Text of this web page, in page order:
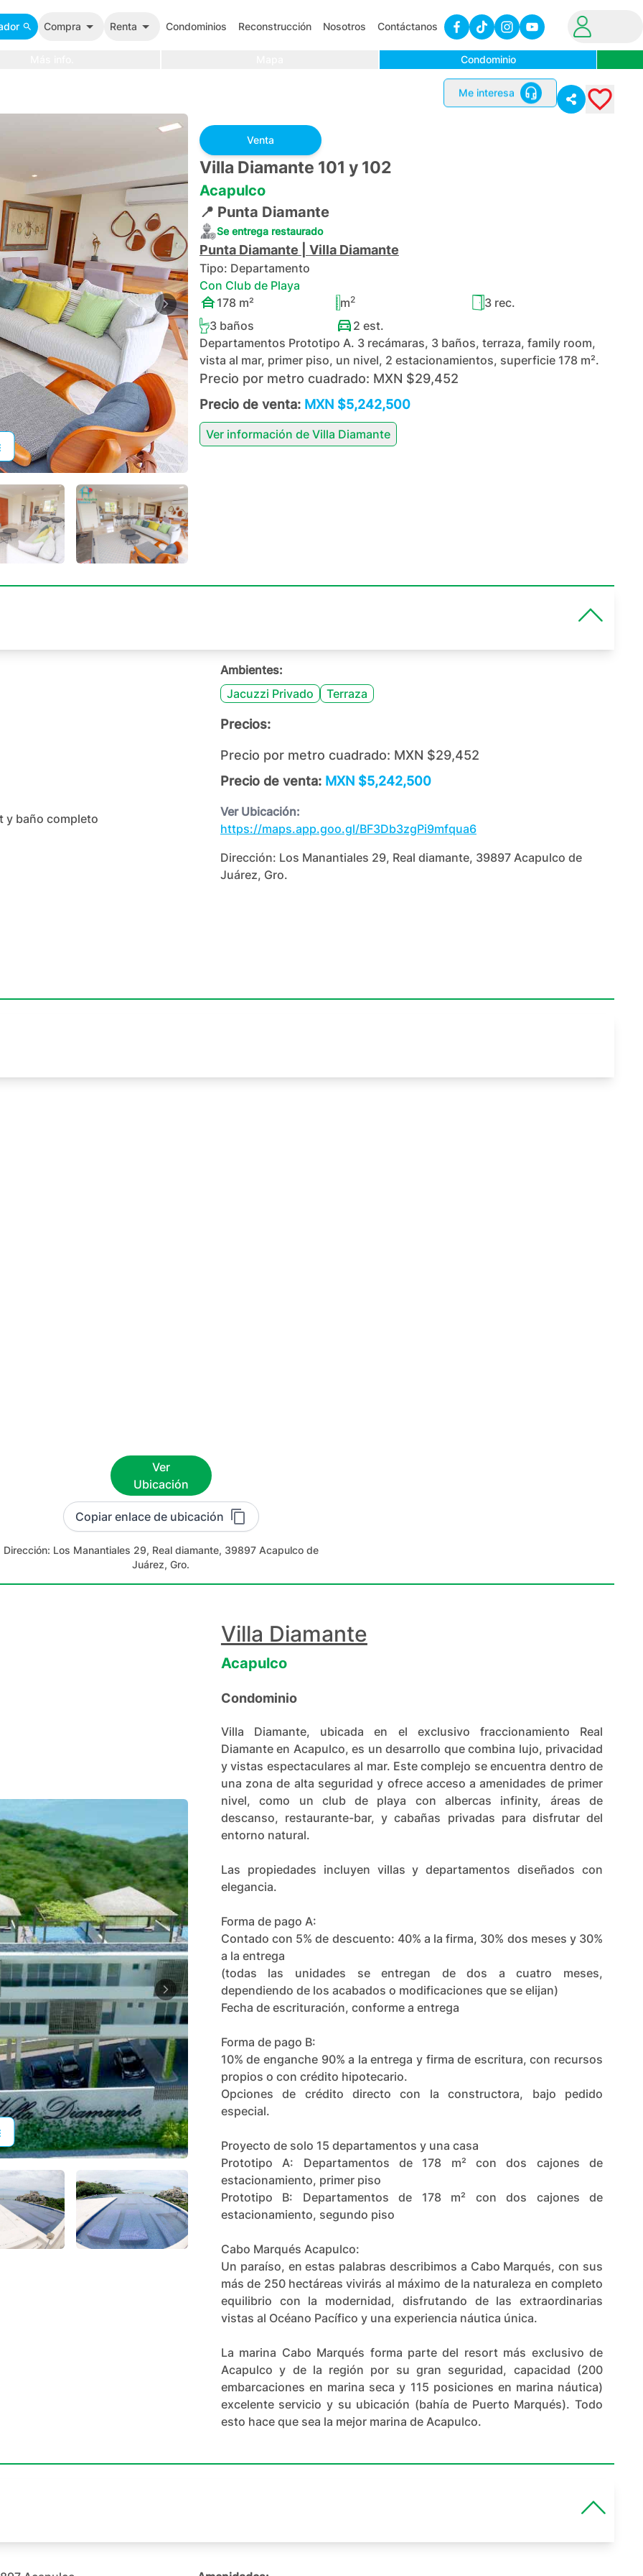
Compra Renta Condominios Reconstrucción Nosotros Contáctanos
Condominio
Me interesa
+29
Venta
Villa Diamante 101 y 102
Acapulco
📍 Punta Diamante
Se entrega restaurado
Punta Diamante Villa Diamante
Tipo: Departamento
Con Club de Playa
178m² m2 3rec.
3 baños 2 est.
Departamentos Prototipo A. 3 recámaras, 3 baños, terraza, family room,
vista al mar, primer piso, un nivel, 2 estacionamientos, superficie 178 m².
Precio por metro cuadrado: MXN $29,452
Precio de venta: MXN $5,242,500
Ver información de Villa Diamante
y baño completo
Ambientes:
Jacuzzi Privado
Terraza
Precios:
Precio por metro cuadrado: MXN $29,452
Precio de venta: MXN $5,242,500
Ver Ubicación:
https://maps.app.goo.gl/BF3Db3zgPi9mfqua6
Dirección: Los Manantiales 29, Real diamante, 39897 Acapulco de
Juárez, Gro.
Ver
Ubicación
Copiar enlace de ubicación
Dirección: Los Manantiales 29, Real diamante, 39897 Acapulco de
Juárez, Gro.
Villa Diamante
Acapulco
Condominio
Villa Diamante, ubicada en el exclusivo fraccionamiento Real
Diamante en Acapulco, es un desarrollo que combina lujo, privacidad
y vistas espectaculares al mar. Este complejo se encuentra dentro de
una zona de alta seguridad y ofrece acceso a amenidades de primer
nivel, como un club de playa con albercas infinity, áreas de
descanso, restaurante-bar, y cabañas privadas para disfrutar del
entorno natural.
Las propiedades incluyen villas y departamentos diseñados con
elegancia.
Forma de pago A:
Contado con 5% de descuento: 40% a la firma, 30% dos meses y 30%
a la entrega
(todas las unidades se entregan de dos a cuatro meses,
dependiendo de los acabados o modificaciones que se elijan)
Fecha de escrituración, conforme a entrega
Forma de pago B:
10% de enganche 90% a la entrega y firma de escritura, con recursos
propios o con crédito hipotecario.
Opciones de crédito directo con la constructora, bajo pedido
especial.
Proyecto de solo 15 departamentos y una casa
Prototipo A: Departamentos de 178 m² con dos cajones de
estacionamiento, primer piso
Prototipo B: Departamentos de 178 m² con dos cajones de
estacionamiento, segundo piso
Cabo Marqués Acapulco:
Un paraíso, en estas palabras describimos a Cabo Marqués, con sus
más de 250 hectáreas vivirás al máximo de la naturaleza en completo
equilibrio con la modernidad, disfrutando de las extraordinarias
vistas al Océano Pacífico y una experiencia náutica única.
La marina Cabo Marqués forma parte del resort más exclusivo de
Acapulco y de la región por su gran seguridad, capacidad (200
embarcaciones en marina seca y 115 posiciones en marina náutica)
excelente servicio y su ubicación (bahía de Puerto Marqués). Todo
esto hace que sea la mejor marina de Acapulco.